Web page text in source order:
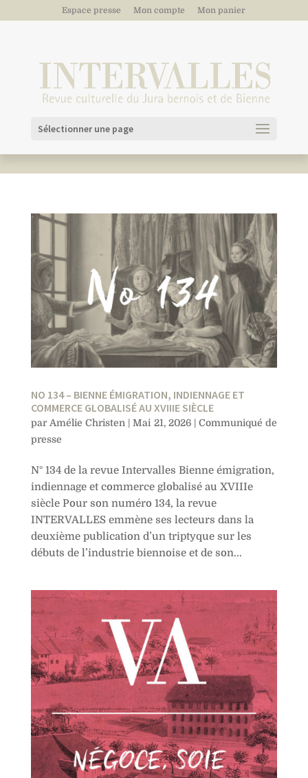
Espace presse Mon compte Mon panier
Sélectionner une page
NO 134 – BIENNE ÉMIGRATION, INDIENNAGE ET
COMMERCE GLOBALISÉ AU XVIIIE SIÈCLE
par Amélie Christen |Mai 21, 2026|Communiqué de
presse
N° 134 de la revue Intervalles Bienne émigration,
indiennage et commerce globalisé au XVIIIe
siècle Pour son numéro 134, la revue
INTERVALLES emmène ses lecteurs dans la
deuxième publication d’un triptyque sur les
débuts de l’industrie biennoise et de son...